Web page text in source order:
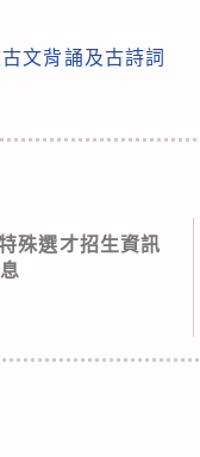
文背誦及古詩詞
殊選才招生資訊